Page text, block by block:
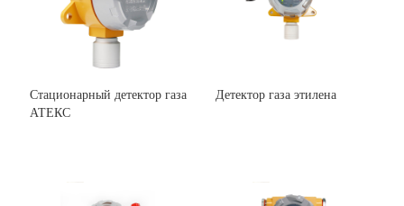
Стационарный детектор газа
АТЕКС
Детектор газа этилена